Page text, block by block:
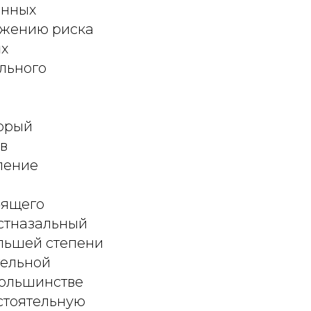
риска
рекомендуется использовать ирригационную терапию с добавлением антибактериального препарата [15]. Показания к системной антибактериальной терапии у детей с признаками постназального затека включают [12, 16]: • наличие у пациента признаков острого бактериального риносинусита; • среднетяжелое и тяжелое течение острого синусита; • у пациентов с легким течением острого риносинусита – наличие в качестве сопутствующей патологии клинически подтвержденного иммунодефицита, генетических заболеваний, обусловливающих несостоятельность работы системы мукоцилиарного транспорта (муковисцидоз, синдромы цилиарной дискинезии)